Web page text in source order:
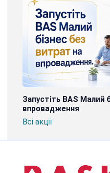
Запустіть BAS Малий
впровадження
Всі акції